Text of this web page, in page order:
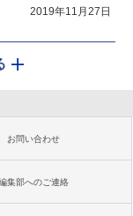
2019年11月27日
お問い合わせ
集部へのご連絡